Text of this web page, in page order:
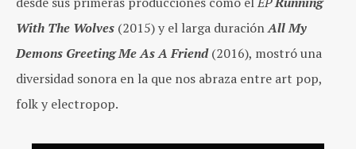
With The Wolves (2015) y el larga duraciónAll My
Demons Greeting Me As A Friend(2016), mostró una
diversidad sonora en la que nos abraza entre art pop,
folk y electropop.